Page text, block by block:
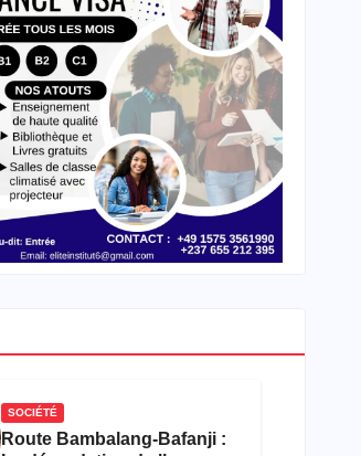
SOCIÉTÉ
Route Bambalang-Bafanji :